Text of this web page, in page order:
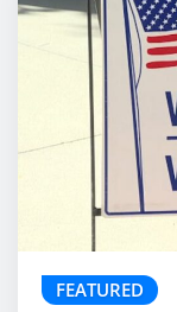
FEATURED